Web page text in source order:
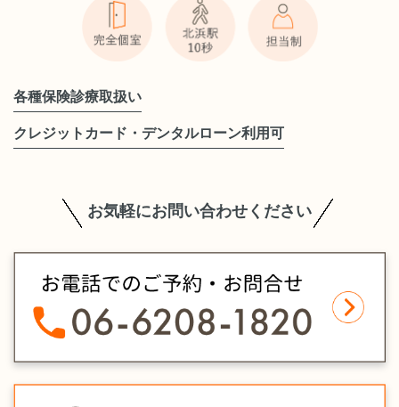
各種保険診療取扱い
クレジットカード・デンタルローン利用可
お気軽にお問い合わせください